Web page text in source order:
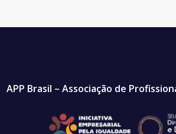
APP Brasil – Associação de